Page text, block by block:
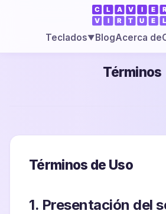
Teclados▼BlogAcerca de
Términos
Términos de Uso
1. Presentación del